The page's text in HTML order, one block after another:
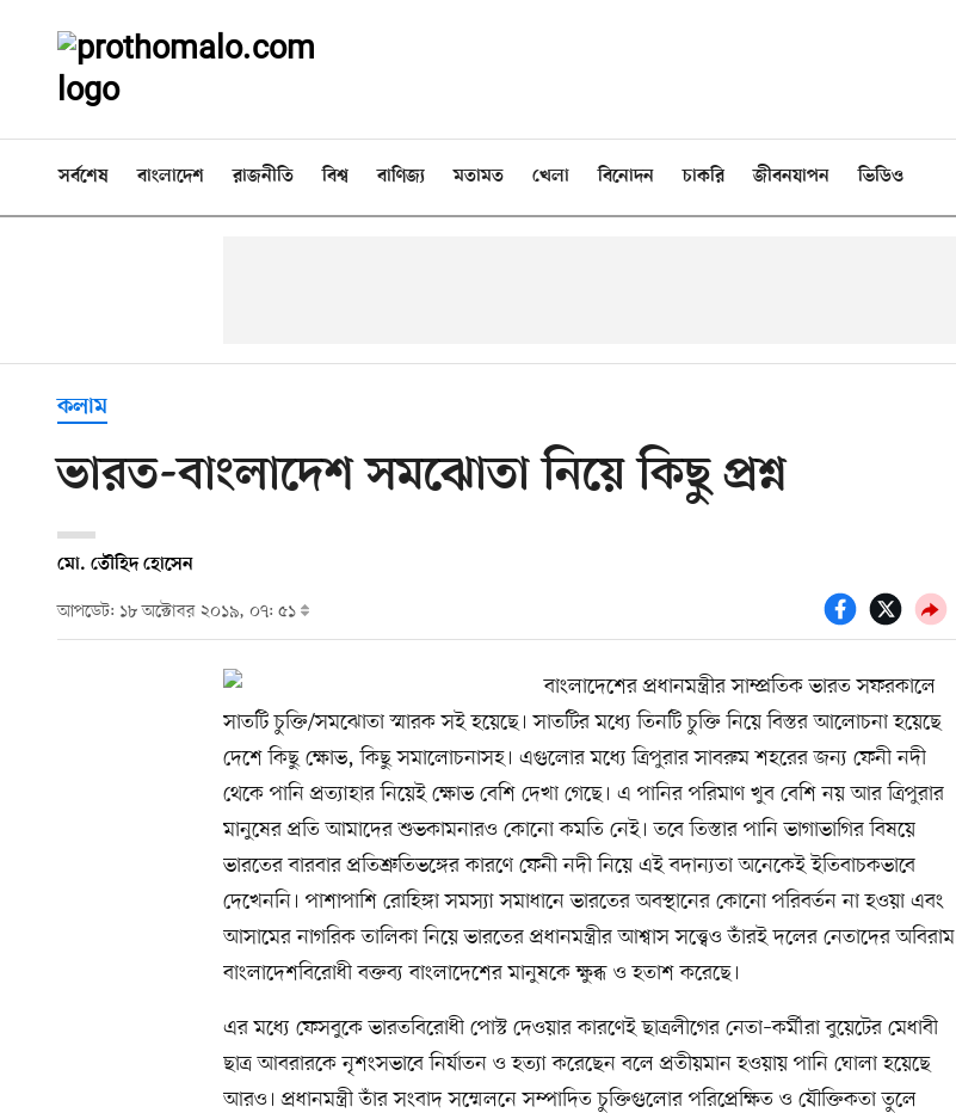
সর্বশেষ বাংলাদেশ রাজনীতি বিশ্ব বাণিজ্য মতামত খেলা বিনোদন চাকরি জীবনযাপন ভিডিও
কলাম
ভারত-বাংলাদেশ সমঝোতা নিয়ে কিছু প্রশ্ন
মো. তৌহিদ হোসেন
আপডেট: ১৮ অক্টোবর ২০১৯, ০৭: ৫১
বাংলাদেশের প্রধানমন্ত্রীর সাম্প্রতিক ভারত সফরকালে
সাতটি চুক্তি/সমঝোতা স্মারক সই হয়েছে। সাতটির মধ্যে তিনটি চুক্তি নিয়ে বিস্তর আলোচনা হয়েছে
দেশে কিছু ক্ষোভ, কিছু সমালোচনাসহ। এগুলোর মধ্যে ত্রিপুরার সাবরুম শহরের জন্য ফেনী নদী
থেকে পানি প্রত্যাহার নিয়েই ক্ষোভ বেশি দেখা গেছে। এ পানির পরিমাণ খুব বেশি নয় আর ত্রিপুরার
মানুষের প্রতি আমাদের শুভকামনারও কোনো কমতি নেই। তবে তিস্তার পানি ভাগাভাগির বিষয়ে
ভারতের বারবার প্রতিশ্রুতিভঙ্গের কারণে ফেনী নদী নিয়ে এই বদান্যতা অনেকেই ইতিবাচকভাবে
দেখেননি। পাশাপাশি রোহিঙ্গা সমস্যা সমাধানে ভারতের অবস্থানের কোনো পরিবর্তন না হওয়া এবং
আসামের নাগরিক তালিকা নিয়ে ভারতের প্রধানমন্ত্রীর আশ্বাস সত্ত্বেও তাঁরই দলের নেতাদের অবিরাম
বাংলাদেশবিরোধী বক্তব্য বাংলাদেশের মানুষকে ক্ষুব্ধ ও হতাশ করেছে।
এর মধ্যে ফেসবুকে ভারতবিরোধী পোস্ট দেওয়ার কারণেই ছাত্রলীগের নেতা–কর্মীরা বুয়েটের মেধাবী
ছাত্র আবরারকে নৃশংসভাবে নির্যাতন ও হত্যা করেছেন বলে প্রতীয়মান হওয়ায় পানি ঘোলা হয়েছে
আরও। প্রধানমন্ত্রী তাঁর সংবাদ সম্মেলনে সম্পাদিত চুক্তিগুলোর পরিপ্রেক্ষিত ও যৌক্তিকতা তুলে